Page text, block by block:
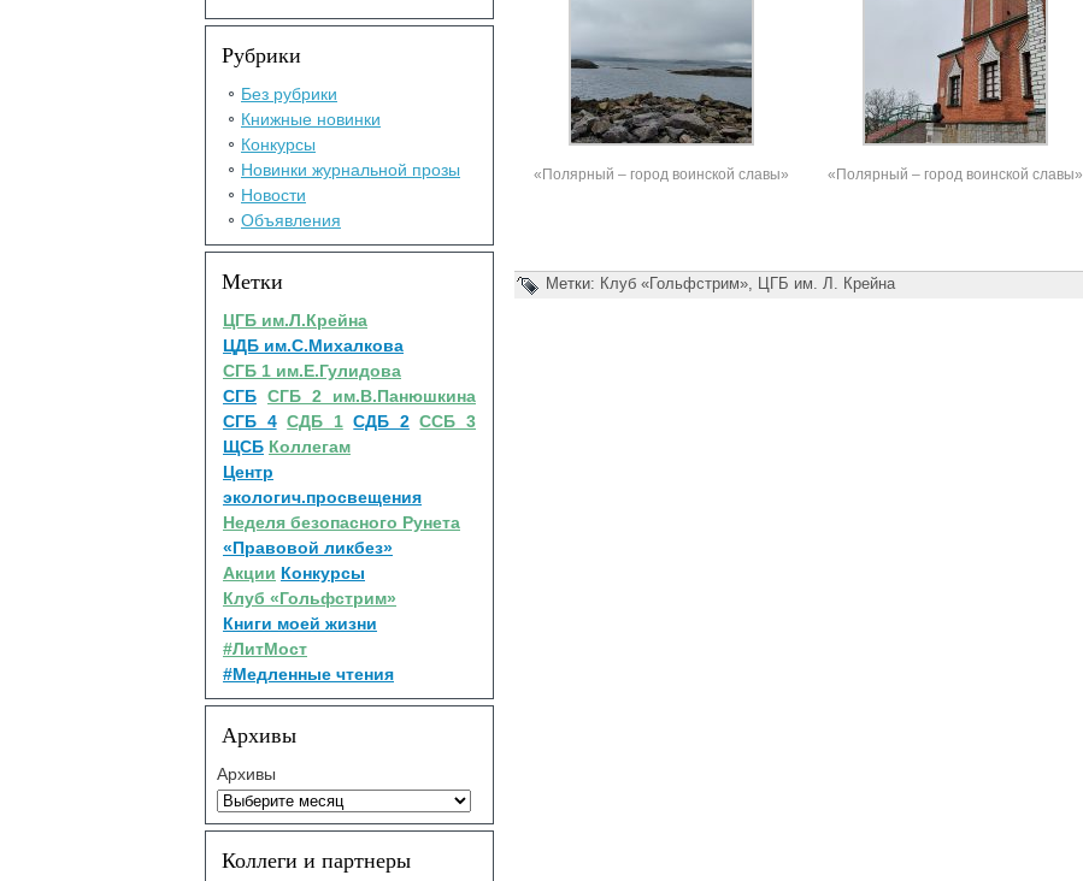
Рубрики
Без рубрики
Книжные новинки
Конкурсы
Новинки журнальной прозы
Новости
Объявления
Метки
ЦГБ им.Л.Крейна
ЦДБ им.С.Михалкова
СГБ 1 им.Е.Гулидова
СГБ СГБ 2 им.В.Панюшкина
СГБ 4 СДБ 1 СДБ 2 ССБ 3
ЩСБ Коллегам
Центр
экологич.просвещения
Неделя безопасного Рунета
«Правовой ликбез»
Акции Конкурсы
Клуб «Гольфстрим»
Книги моей жизни
#ЛитМост
#Медленные чтения
Архивы
Архивы
Коллеги и партнеры
«Полярный – город воинской славы» «Полярный – город воинской славы»
Метки: Клуб «Гольфстрим», ЦГБ им. Л. Крейна